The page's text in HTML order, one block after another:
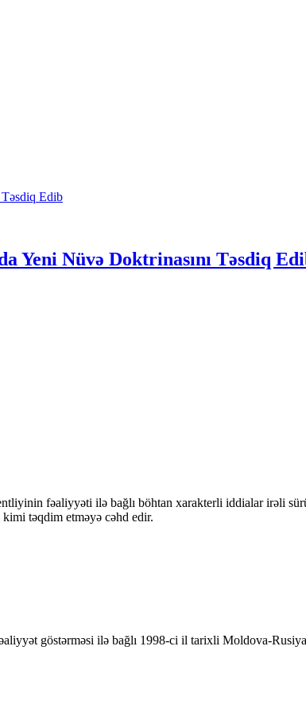
Yeni Nüvə Doktrinasını Təsdiq
fəaliyyəti ilə bağlı böhtan xarakterli iddialar irəli
kimi təqdim etməyə cəhd edir.
göstərməsi ilə bağlı 1998-ci il tarixli Moldova-